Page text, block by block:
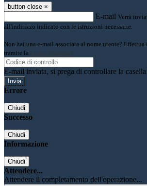
button close ×
E-mail Verrà
all'indirizzo indicato con le istruzioni necessarie.
Non hai una e-mail associata al nome utente? Effettua
tramite la Login Spaggiari
E-mail inviata, si prega di controllare la
Errore
Chiudi
Successo
Chiudi
Informazione
Chiudi
Attendere...
Attendere il completamento dell'operazione...